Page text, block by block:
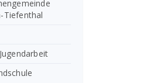
Tiefenthal